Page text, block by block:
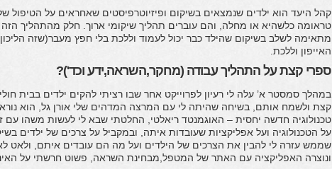
קהל היעד הוא ילדים שנמצאים בשיקום ופיזיוטרפיסטים שאחראים על הטיפול
טראומה כלשהיא או מחלה, והם עוברים תהליך שיקומי ארוך. חלק מהתהליך הזה
מתאימה לשלב בשיקום שהילד כבר יכול לעמוד וללכת בלי חפץ מעבר(שזה
האייפון וללכת.
ספרי קצת על התהליך עבודה (מחקר,השראה,ידע וכד')?
במהלך סמסטר א’ עלה לי רעיון לפרוייקט אחר שבו רציתי להקים ילדים בבית
קצת ולשמח אותם, בשיחה שהיתה לי עם המרצה המדהים שלי אורן גל, הוא
טכנולוגיה חדשה יחסית – האוגמנטד ריאלטי, החלטתי שבא לי לעשות משהו עם
על הטכנולוגיה ועל אפליקציות שעובדות איתה, ובמקביל על צרכים של ילדים
שממש עזרה לי להבין את הצרכים של הילדים ועל מה הם עובדים איתם, ולאט
ונוצרה האפליקציה עם האתר של המטפל,מבחינת השראה, פשוט חרשתי על